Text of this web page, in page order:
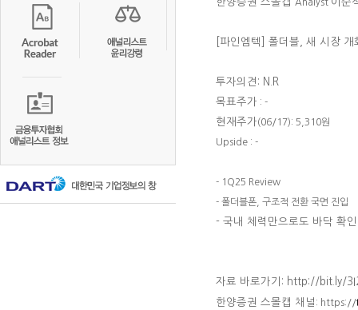
Analyst
[파인엠텍] 폴더블, 새 시장 개
투자의견: N.R
목표주가 : -
현재주가(06/17): 5,310원
Upside : -
- 1Q25 Review
- 폴더블폰, 구조적 전환 국면 진입
- 국내 체력만으로도 바닥 확
자료 바로가기: http://bit.ly/
한양증권 스몰캡 채널 : https://